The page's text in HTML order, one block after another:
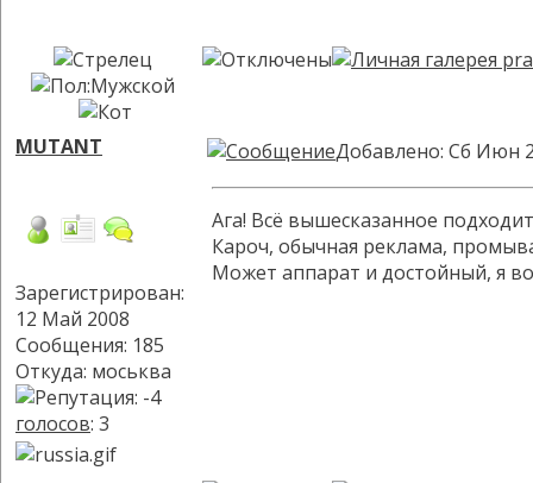
MUTANT
Зарегистрирован:
12 Май 2008
Сообщения: 185
Откуда: моськва
голосов: 3
Добавлено: Сб Июн
Ага! Всё вышесказанное
Кароч, обычная реклама,
Может аппарат и достойный, я